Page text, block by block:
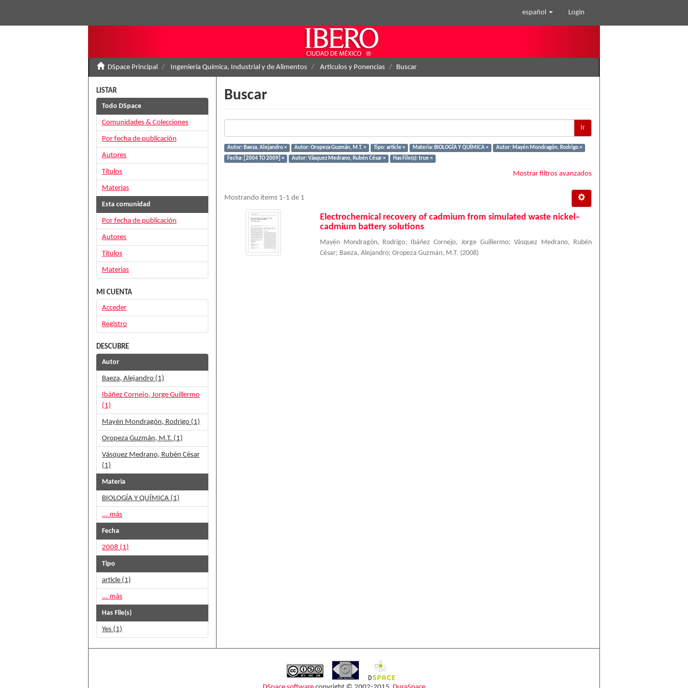
español Login
DSpace Principal Ingeniería Química, Industrial y de Alimentos Artículos y Ponencias Buscar
Buscar
Ir
Autor: Baeza, Alejandro × Autor: Oropeza Guzmán, M.T. × Tipo: article × Materia: BIOLOGÍA Y QUÍMICA ×
Autor: Mayén Mondragón, Rodrigo ×
Fecha: [2004 TO 2009] ×
Autor: Vásquez Medrano, Rubén César × Has File(s): true ×
Mostrar filtros avanzados
Mostrando ítems 1-1 de 1
Electrochemical recovery of cadmium from simulated waste nickel–
cadmium battery solutions
Mayén Mondragón, Rodrigo; Ibáñez Cornejo, Jorge Guillermo;Vásquez Medrano, Rubén
César; Baeza, Alejandro; Oropeza Guzmán, M.T. (2008)
LISTAR
Todo DSpace
Comunidades & Colecciones
Por fecha de publicación
Autores
Títulos
Materias
Esta comunidad
Por fecha de publicación
Autores
Títulos
Materias
MI CUENTA
Acceder
Registro
DESCUBRE
Autor
Baeza, Alejandro (1)
Ibáñez Cornejo, Jorge Guillermo
(1)
Mayén Mondragón, Rodrigo (1)
Oropeza Guzmán, M.T. (1)
Vásquez Medrano, Rubén César
(1)
Materia
BIOLOGÍA Y QUÍMICA (1)
... más
Fecha
2008 (1)
Tipo
article (1)
... más
Has File(s)
Yes (1)